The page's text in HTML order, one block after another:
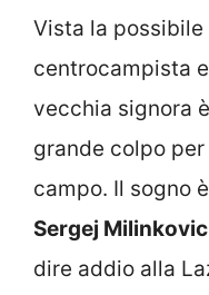
Vista la
centrocampista
vecchia signora
grande colpo
campo. Il sogno
Sergej
dire addio alla